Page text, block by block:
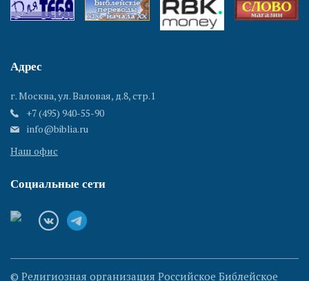
Адрес
г. Москва, ул. Валовая, д.8, стр.1
+7 (495) 940-55-90
info@biblia.ru
Наш офис
Социальные сети
© Религиозная организация Российское Библейское